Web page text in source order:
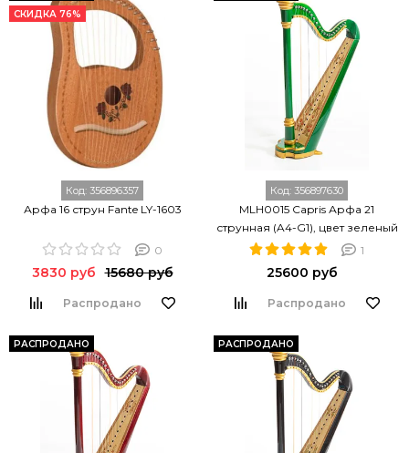
СКИДКА 76%
Код: 356896357
Арфа 16 струн Fante LY-1603
0
3830 руб 15680 руб
Распродано
Код: 356897630
MLH0015 Capris Арфа 21
струнная (A4-G1), цвет зеленый
глянцевый, Resonance Harps
1
25600 руб
Распродано
РАСПРОДАНО РАСПРОДАНО